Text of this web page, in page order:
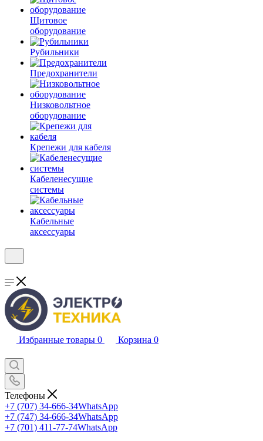
Щитовое
оборудование
Рубильники
Предохранители
Низковольтное
оборудование
Крепежи для кабеля
Кабеленесущие
системы
Кабельные
аксессуары
Избранные товары 0 Корзина 0
Телефоны
+7 (707) 34-666-34WhatsApp
+7 (747) 34-666-34WhatsApp
+7 (701) 411-77-74WhatsApp